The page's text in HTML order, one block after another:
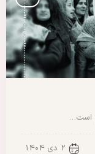
است…
2 دی 1404